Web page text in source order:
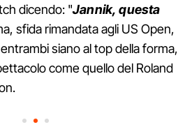
dicendo: "Jannik, questa
sfida rimandata agli US Open,
siano al top della forma,
come quello del Roland